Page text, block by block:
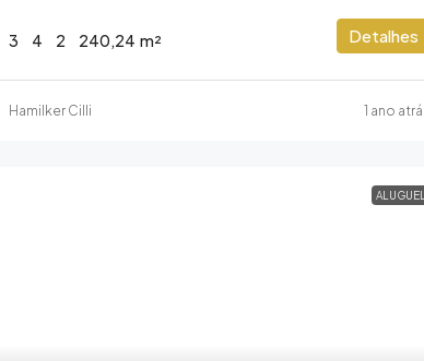
3 4 2 240,24 m² Detalhes
Hamilker Cilli 1 ano